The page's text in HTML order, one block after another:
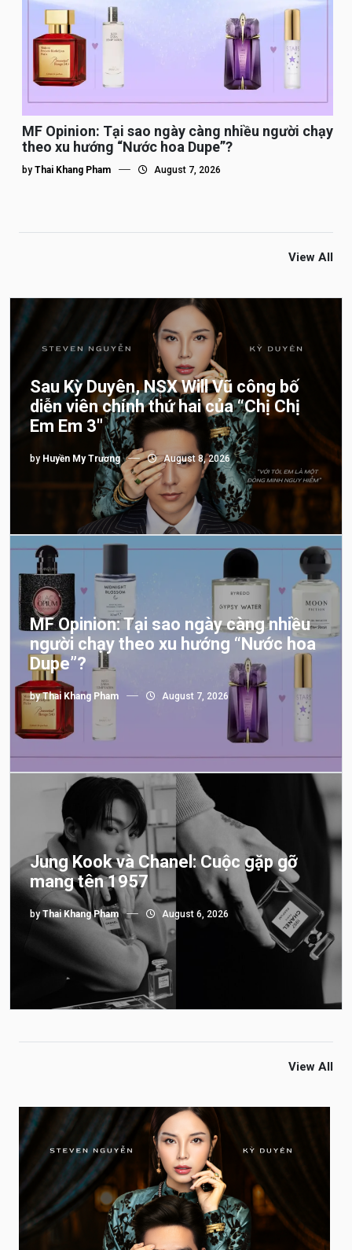
MF Opinion: Tại sao ngày càng nhiều người chạy
theo xu hướng “Nước hoa Dupe”?
by Thai Khang Pham August 7, 2026
View All
Sau Kỳ Duyên, NSX Will Vũ công bố
diễn viên chính thứ hai của “Chị Chị
Em Em 3″
by Huyền My Trương August 8, 2026
MF Opinion: Tại sao ngày càng nhiều
người chạy theo xu hướng “Nước hoa
Dupe”?
byThai Khang Pham August 7, 2026
Jung Kook và Chanel: Cuộc gặp gỡ
mang tên 1957
byThai Khang Pham August 6, 2026
View All